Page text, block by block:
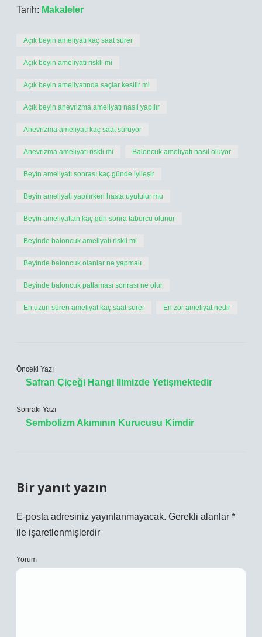
Tarih: Makaleler
Açık beyin ameliyatı kaç saat sürer
Açık beyin ameliyatı riskli mi
Açık beyin ameliyatında saçlar kesilir mi
Açık beyin anevrizma ameliyatı nasıl yapılır
Anevrizma ameliyatı kaç saat sürüyor
Anevrizma ameliyatı riskli mi Baloncuk ameliyatı nasıl oluyor
Beyin ameliyatı sonrası kaç günde iyileşir
Beyin ameliyatı yapılırken hasta uyutulur mu
Beyin ameliyattan kaç gün sonra taburcu olunur
Beyinde baloncuk ameliyatı riskli mi
Beyinde baloncuk olanlar ne yapmalı
Beyinde baloncuk patlaması sonrası ne olur
En uzun süren ameliyat kaç saat sürer En zor ameliyat nedir
Önceki Yazı
Safran Çiçeği Hangi Ilimizde Yetişmektedir
Sonraki Yazı
Sembolizm Akımının Kurucusu Kimdir
Bir yanıt yazın
E-posta adresiniz yayınlanmayacak. Gerekli alanlar *
ile işaretlenmişlerdir
Yorum